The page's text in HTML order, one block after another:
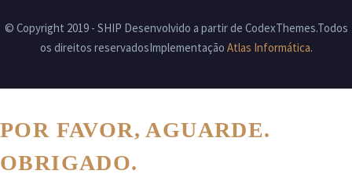
© Copyright 2019 - SHIP Desenvolvido a partir de CodexThemes.Todos
os direitos reservadosImplementação Atlas Informática.
POR FAVOR, AGUARDE.
OBRIGADO.